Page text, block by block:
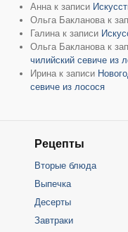
Анна к записи
Ольга Бакланова к
Галина к записи
Ольга Бакланова к
чилийский севиче из
Ирина к записи
севиче из лосося
Рецепты
Вторые блюда
Выпечка
Десерты
Завтраки